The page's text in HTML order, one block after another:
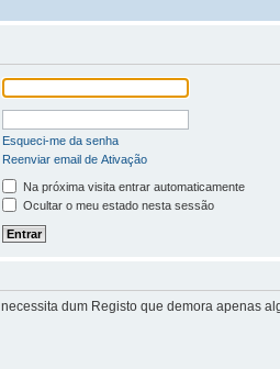
Esqueci-me da senha
Reenviar email de Ativação
Na próxima visita entrar automaticamente
Ocultar o meu estado nesta sessão
necessita dum Registo que demora apenas